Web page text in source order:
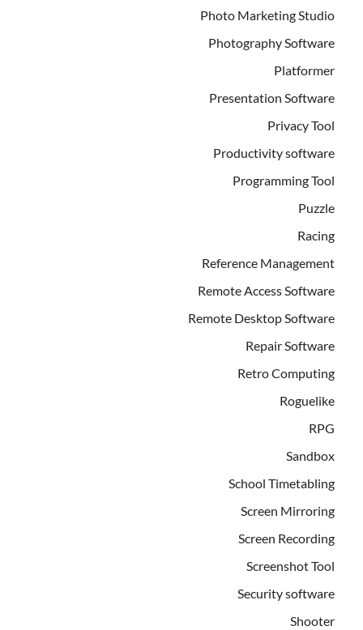
Photo Marketing Studio
Photography Software
Platformer
Presentation Software
Privacy Tool
Productivity software
Programming Tool
Puzzle
Racing
Reference Management
Remote Access Software
Remote Desktop Software
Repair Software
Retro Computing
Roguelike
RPG
Sandbox
School Timetabling
Screen Mirroring
Screen Recording
Screenshot Tool
Security software
Shooter